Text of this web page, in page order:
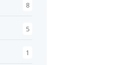
8
5
1